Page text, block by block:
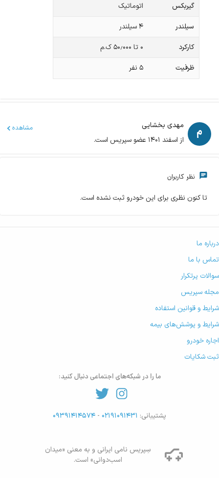
گیربکس
اتوماتیک
سیلندر
۴ سیلندر
کارکرد
۰ تا ۵۰٫۰۰۰ ک.م
ظرفیت
۵ نفر
مهدی بخشایی
از اسفند ۱۴۰۱ عضو سپریس است.
مشاهده
نظر کاربران
تا کنون نظری برای این خودرو ثبت نشده است.
درباره ما
تماس با ما
سوالات پرتکرار
مجله سپریس
شرایط و قوانین استفاده
شرایط و پوشش‌های بیمه
اجاره خودرو
ثبت شکایات
ما را در شبکه‌های اجتماعی دنبال کنید:
پشتیبانی: ۰۲۱۹۱۰۹۱۴۳۱ -
سِپریس نامی ایرانی و به معنی «میدان
اسب‌دوانی» است.